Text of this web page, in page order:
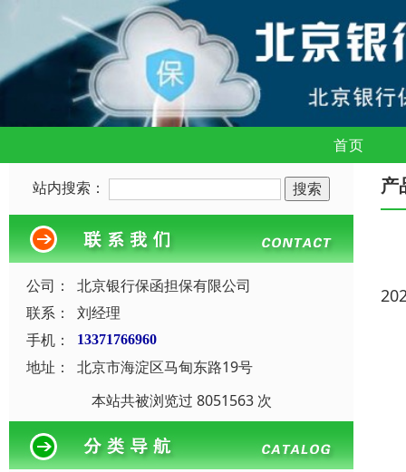
首页
站内搜索：
公司：
北京银行保函担保有限公司
联系：
刘经理
手机：
13371766960
地址：
北京市海淀区马甸东路19号
本站共被浏览过 8051563 次
产